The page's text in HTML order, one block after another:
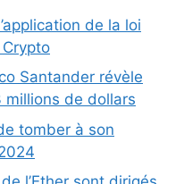
de la loi
Santander révèle
millions de dollars
tomber à son